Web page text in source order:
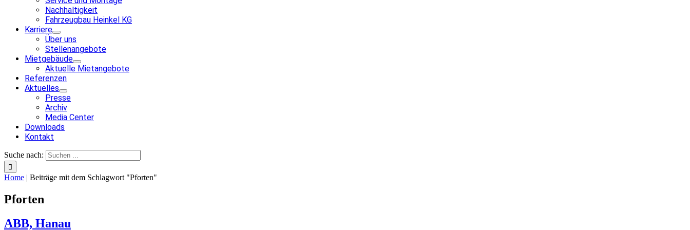
Nachhaltigkeit
Fahrzeugbau Heinkel KG
Karriere
Über uns
Stellenangebote
Mietgebäude
Aktuelle Mietangebote
Referenzen
Aktuelles
Presse
Archiv
Media Center
Downloads
Kontakt
Suche nach:
Home | Beiträge mit dem Schlagwort "Pforten"
Pforten
ABB, Hanau